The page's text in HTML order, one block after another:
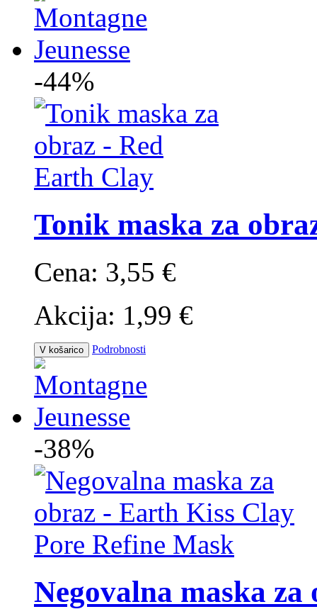
-44%
Tonik maska za
Cena: 3,55 €
Akcija: 1,99 €
V košarico Podrobnosti
-38%
Negovalna maska